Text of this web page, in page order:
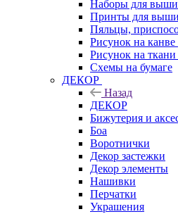
Наборы для
Принты для
Пяльцы,
Рисунок на
Рисунок на
Схемы на бумаге
ДЕКОР
Назад
ДЕКОР
Бижутерия и
Боа
Воротнички
Декор застежки
Декор элементы
Нашивки
Перчатки
Украшения